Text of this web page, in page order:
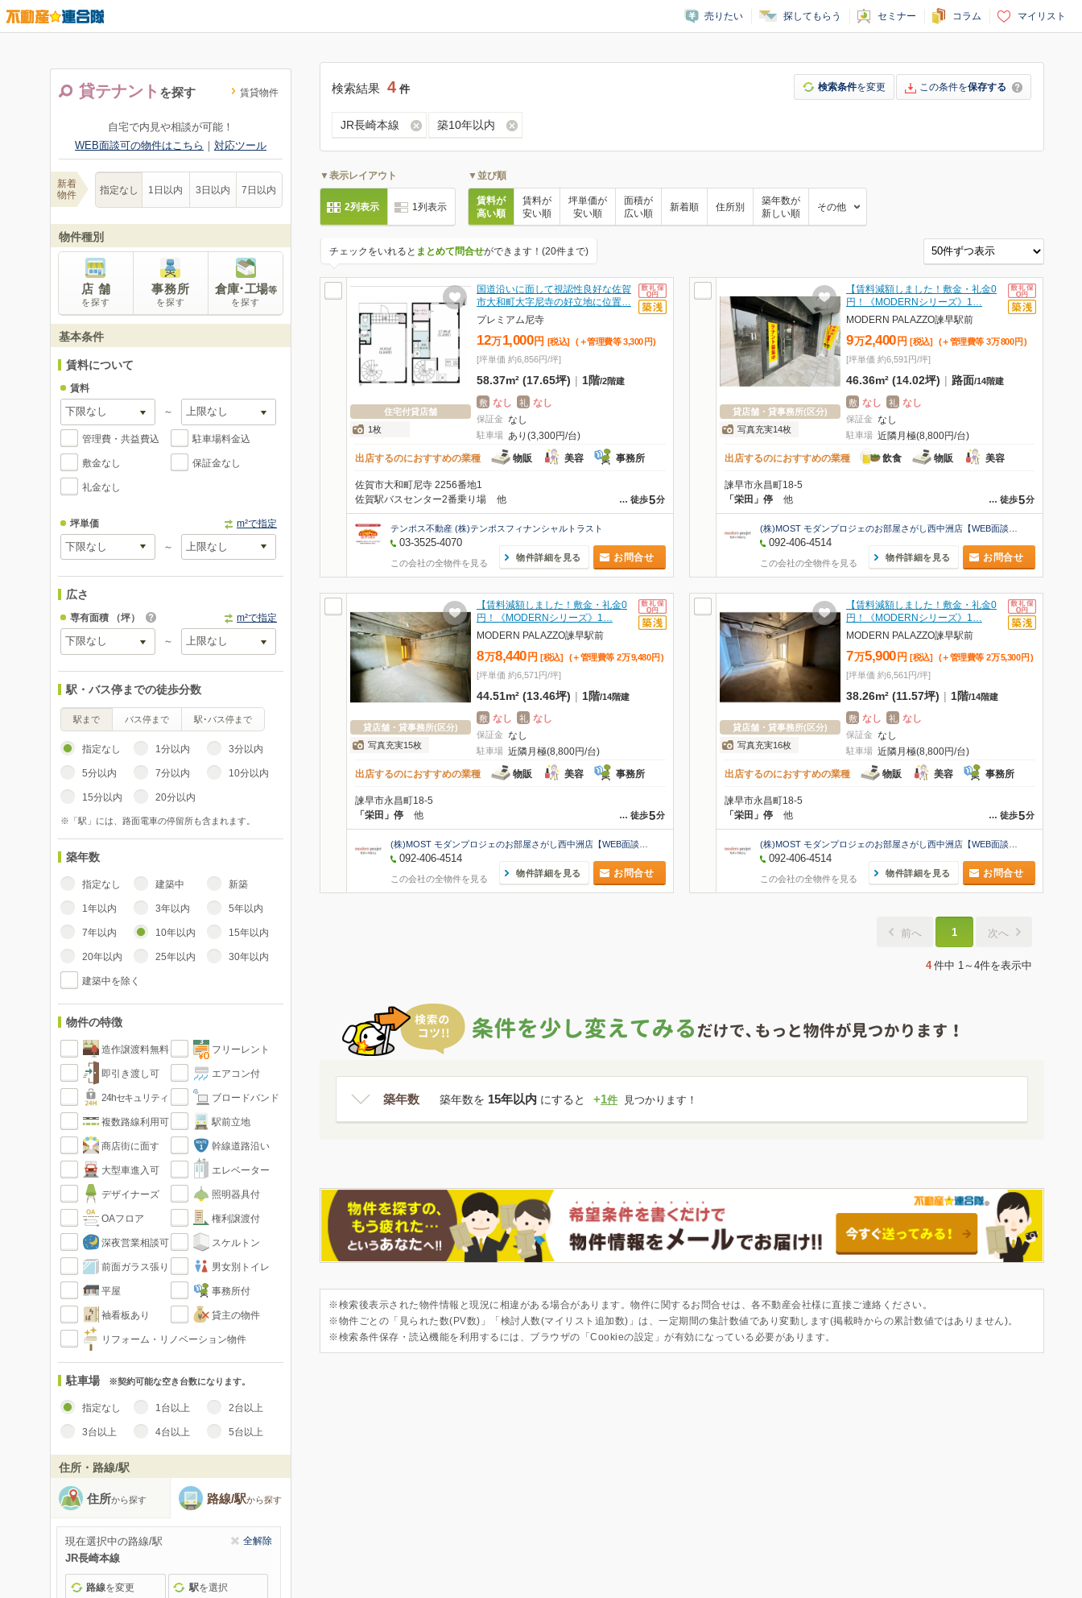
売りたい 探してもらう セミナー コラム マイリスト
貸テナント を探す 賃貸物件
自宅で内見や相談が可能！
WEB面談可の物件はこちら ｜ 対応ツール
新着
物件
指定なし 1日以内 3日以内 7日以内
物件種別
店 舗
を探す
事務所
を探す
倉庫･工場等
を探す
基本条件
賃料について
賃料
～
管理費・共益費込 駐車場料金込
敷金なし 保証金なし
礼金なし
坪単価 m²で指定
～
広さ
専有面積 （坪） m²で指定
～
駅・バス停までの徒歩分数
駅まで バス停まで 駅･バス停まで
指定なし 1分以内 3分以内
5分以内 7分以内 10分以内
15分以内 20分以内
※「駅」には、路面電車の停留所も含まれます。
築年数
指定なし 建築中 新築
1年以内 3年以内 5年以内
7年以内 10年以内 15年以内
20年以内 25年以内 30年以内
建築中を除く
物件の特徴
造作譲渡料無料 フリーレント
即引き渡し可 エアコン付
24hセキュリティ ブロードバンド
複数路線利用可 駅前立地
商店街に面す 幹線道路沿い
大型車進入可 エレベーター
デザイナーズ 照明器具付
OAフロア 権利譲渡付
深夜営業相談可 スケルトン
前面ガラス張り 男女別トイレ
平屋 事務所付
袖看板あり 貸主の物件
リフォーム・リノベーション物件
駐車場 ※契約可能な空き台数になります。
指定なし 1台以上 2台以上
3台以上 4台以上 5台以上
住所・路線/駅
住所から探す 路線/駅から探す
現在選択中の路線/駅 全解除
JR長崎本線
路線を変更 駅を選択
検索結果 4 件 検索条件を変更 この条件を保存する
JR長崎本線 築10年以内
▼表示レイアウト
2列表示 1列表示
▼並び順
賃料が
高い順
賃料が
安い順
坪単価が
安い順
面積が
広い順
新着順 住所別
築年数が
新しい順
その他
チェックをいれると まとめて問合せができます！(20件まで)
住宅付貸店舗
1枚
国道沿いに面して視認性良好な佐賀
市大和町大字尼寺の好立地に位置…
プレミアム尼寺
12万1,000 円 [税込] (＋管理費等 3,300 円)
[坪単価 約6,856円/坪]
58.37m² (17.65坪) | 1階/2階建
敷 なし 礼 なし
保証金 なし
駐車場 あり(3,300円/台)
出店するのにおすすめの業種
物販 美容 事務所
佐賀市大和町尼寺 2256番地1
… 徒歩5分
佐賀駅バスセンター2番乗り場 他
テンポス不動産 (株)テンポスフィナンシャルトラスト
03-3525-4070
この会社の全物件を見る
物件詳細を見る お問合せ
貸店舗・貸事務所(区分)
写真充実14枚
【賃料減額しました！敷金・礼金0
円！《MODERNシリーズ》1…
MODERN PALAZZO諫早駅前
9万2,400 円 [税込] (＋管理費等 3万800 円 )
[坪単価 約6,591円/坪]
46.36m² (14.02坪) | 路面/14階建
敷 なし 礼 なし
保証金 なし
駐車場 近隣月極(8,800円/台)
出店するのにおすすめの業種
飲食 物販 美容
諫早市永昌町18-5
… 徒歩5分
「栄田」停 他
092-406-4514
この会社の全物件を見る
物件詳細を見る お問合せ
貸店舗・貸事務所(区分)
写真充実15枚
【賃料減額しました！敷金・礼金0
円！《MODERNシリーズ》1…
MODERN PALAZZO諫早駅前
8万8,440 円 [税込] (＋管理費等 2万9,480 円 )
[坪単価 約6,571円/坪]
44.51m² (13.46坪) | 1階/14階建
敷 なし 礼 なし
保証金 なし
駐車場 近隣月極(8,800円/台)
出店するのにおすすめの業種
物販 美容 事務所
諫早市永昌町18-5
… 徒歩5分
「栄田」停 他
092-406-4514
この会社の全物件を見る
物件詳細を見る お問合せ
貸店舗・貸事務所(区分)
写真充実16枚
【賃料減額しました！敷金・礼金0
円！《MODERNシリーズ》1…
MODERN PALAZZO諫早駅前
7万5,900 円 [税込] (＋管理費等 2万5,300 円 )
[坪単価 約6,561円/坪]
38.26m² (11.57坪) | 1階/14階建
敷 なし 礼 なし
保証金 なし
駐車場 近隣月極(8,800円/台)
出店するのにおすすめの業種
物販 美容 事務所
諫早市永昌町18-5
… 徒歩5分
「栄田」停 他
092-406-4514
この会社の全物件を見る
物件詳細を見る お問合せ
前へ 1 次へ
4 件中 1～4件を表示中
築年数 +1件 見つかります！
築年数を 15年以内 にすると
※検索後表示された物件情報と現況に相違がある場合があります。物件に関するお問合せは、各不動産会社様に直接ご連絡ください。
※物件ごとの「見られた数(PV数)」「検討人数(マイリスト追加数)」は、一定期間の集計数値であり変動します(掲載時からの累計数値ではありません)。
※検索条件保存・読込機能を利用するには、ブラウザの「Cookieの設定」が有効になっている必要があります。